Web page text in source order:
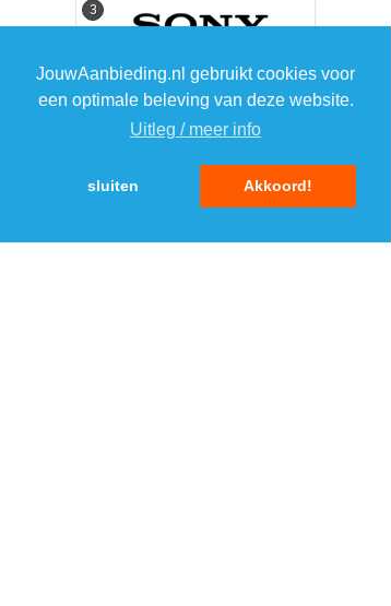
JouwAanbieding.nl gebruikt cookies voor
een optimale beleving van deze website.
Uitleg / meer info
sluiten Akkoord!
3
4 4